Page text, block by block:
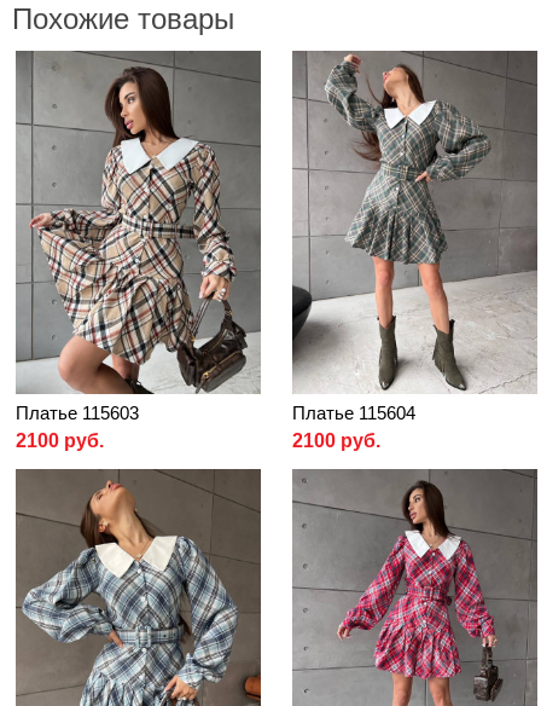
Похожие товары
Платье 115603
2100 руб.
Платье 115604
2100 руб.